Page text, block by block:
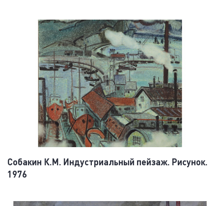
Собакин К.М. Индустриальный пейзаж. Рисунок.
1976